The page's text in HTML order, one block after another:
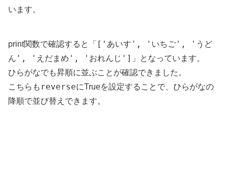
います。
print関数で確認すると「 ['あいす', 'いちご', 'うど
ん', 'えだまめ', 'おれんじ'] 」となっています。
ひらがなでも昇順に並ぶことが確認できました。
こちらも reverseにTrueを設定することで、ひらがなの
降順で並び替えできます。